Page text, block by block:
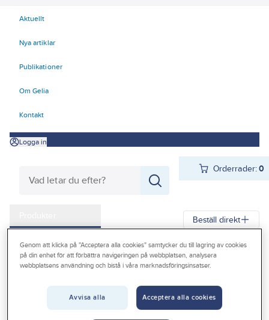
Aktuellt
Nya artiklar
Publikationer
Om Gelia
Kontakt
Logga in
Orderrader:0
Outlet
Beställ direkt
Gelia Produkter Förbrukningsvaror
Kemteknik
Fog- och tätmassor - spackel
Brandtätning
SIKA
Brandsilikon
Genom att klicka på "Acceptera alla cookies" samtycker du till lagring av cookies
på din enhet för att förbättra navigeringen på webbplatsen, analysera
webbplatsens användning och bistå i våra marknadsföringsinsatser.
Avvisa alla Acceptera alla cookies